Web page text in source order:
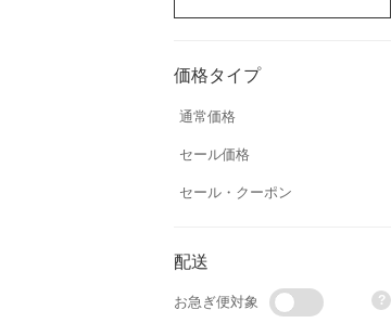
価格タイプ
通常価格
セール価格
セール・クーポン
配送
お急ぎ便対象 ?